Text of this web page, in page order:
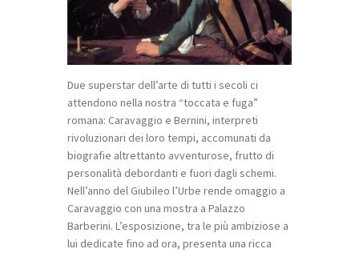
Due superstar dell’arte di tutti i secoli ci
attendono nella nostra “toccata e fuga”
romana: Caravaggio e Bernini, interpreti
rivoluzionari dei loro tempi, accomunati da
biografie altrettanto avventurose, frutto di
personalità debordanti e fuori dagli schemi.
Nell’anno del Giubileo l’Urbe rende omaggio a
Caravaggio con una mostra a Palazzo
Barberini. L’esposizione, tra le più ambiziose a
lui dedicate fino ad ora, presenta una ricca